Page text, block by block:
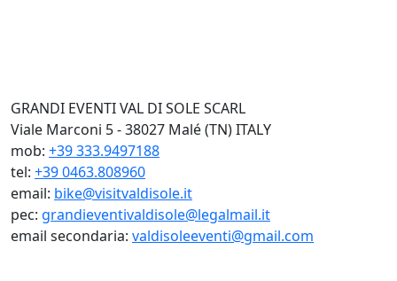
GRANDI EVENTI VAL DI SOLE SCARL
Viale Marconi 5 - 38027 Malé (TN) ITALY
mob: +39 333.9497188
tel: +39 0463.808960
email: bike@visitvaldisole.it
pec: grandieventivaldisole@legalmail.it
email secondaria: valdisoleeventi@gmail.com